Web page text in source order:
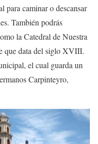
para caminar o descansar
También podrás
la Catedral de Nuestra
que data del siglo XVIII.
el cual guarda un
Carpinteyro,